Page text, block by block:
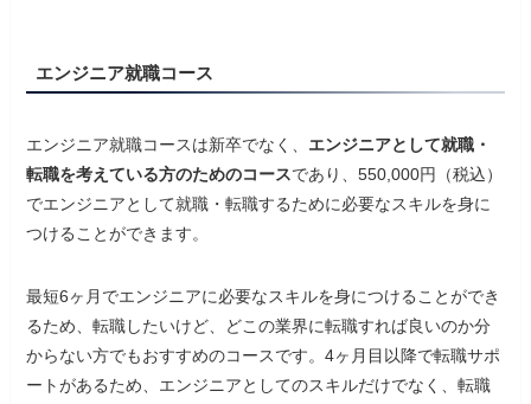
エンジニア就職コース
エンジニア就職コースは新卒でなく、 エンジニアとして就職・
転職を考えている方のためのコースであり、550,000円（税込）
でエンジニアとして就職・転職するために必要なスキルを身に
つけることができます。
最短6ヶ月でエンジニアに必要なスキルを身につけることができ
るため、転職したいけど、どこの業界に転職すれば良いのか分
からない方でもおすすめのコースです。4ヶ月目以降で転職サポ
ートがあるため、エンジニアとしてのスキルだけでなく、転職